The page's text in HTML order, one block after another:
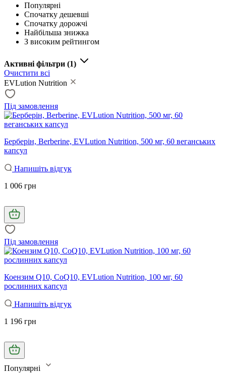
Популярні
Спочатку дешевші
Спочатку дорожчі
Найбільша знижка
З високим рейтингом
Активні фільтри (1)
Очистити всі
EVLution Nutrition
Під замовлення
Берберін, Berberine, EVLution Nutrition, 500 мг, 60 веганських
капсул
Напишіть відгук
1 006 грн
Під замовлення
Коензим Q10, CoQ10, EVLution Nutrition, 100 мг, 60
рослинних капсул
Напишіть відгук
1 196 грн
Популярні